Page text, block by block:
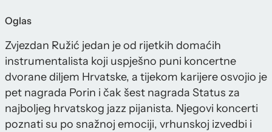
Oglas
Zvjezdan Ružić jedan je od rijetkih domaćih
instrumentalista koji uspješno puni koncertne
dvorane diljem Hrvatske, a tijekom karijere osvojio je
pet nagrada Porin i čak šest nagrada Status za
najboljeg hrvatskog jazz pijanista. Njegovi koncerti
poznati su po snažnoj emociji, vrhunskoj izvedbi i